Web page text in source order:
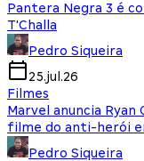
Pantera Negra 3 é
T'Challa
Pedro Siqueira
25.jul.26
Filmes
Marvel anuncia
filme do anti-herói
Pedro Siqueira